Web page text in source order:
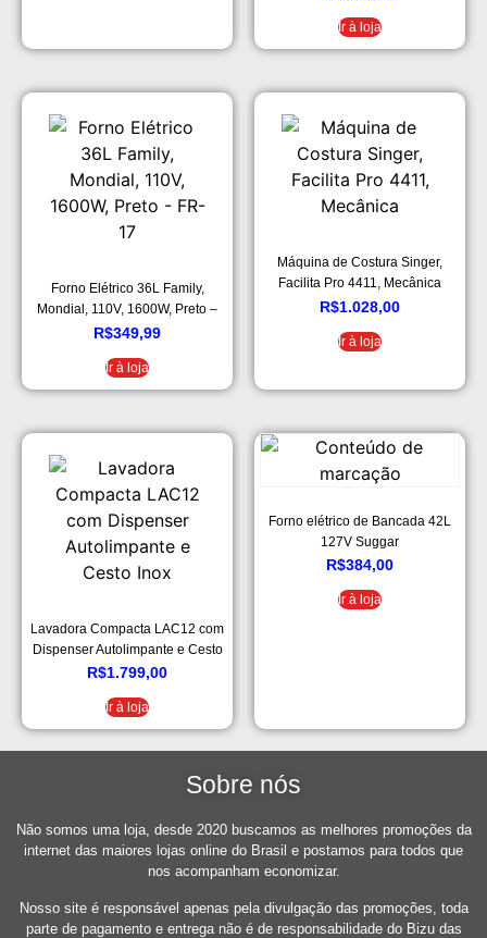
Ir à loja
Forno Elétrico 36L Family,
Mondial, 110V, 1600W, Preto –
FR-17
R$349,99
Ir à loja
Máquina de Costura Singer,
Facilita Pro 4411, Mecânica
R$1.028,00
Ir à loja
Lavadora Compacta LAC12 com
Dispenser Autolimpante e Cesto
Inox
R$1.799,00
Ir à loja
Forno elétrico de Bancada 42L
127V Suggar
R$384,00
Ir à loja
Sobre nós
Não somos uma loja, desde 2020 buscamos as melhores promoções da
internet das maiores lojas online do Brasil e postamos para todos que
nos acompanham economizar.
Nosso site é responsável apenas pela divulgação das promoções, toda
parte de pagamento e entrega não é de responsabilidade do Bizu das